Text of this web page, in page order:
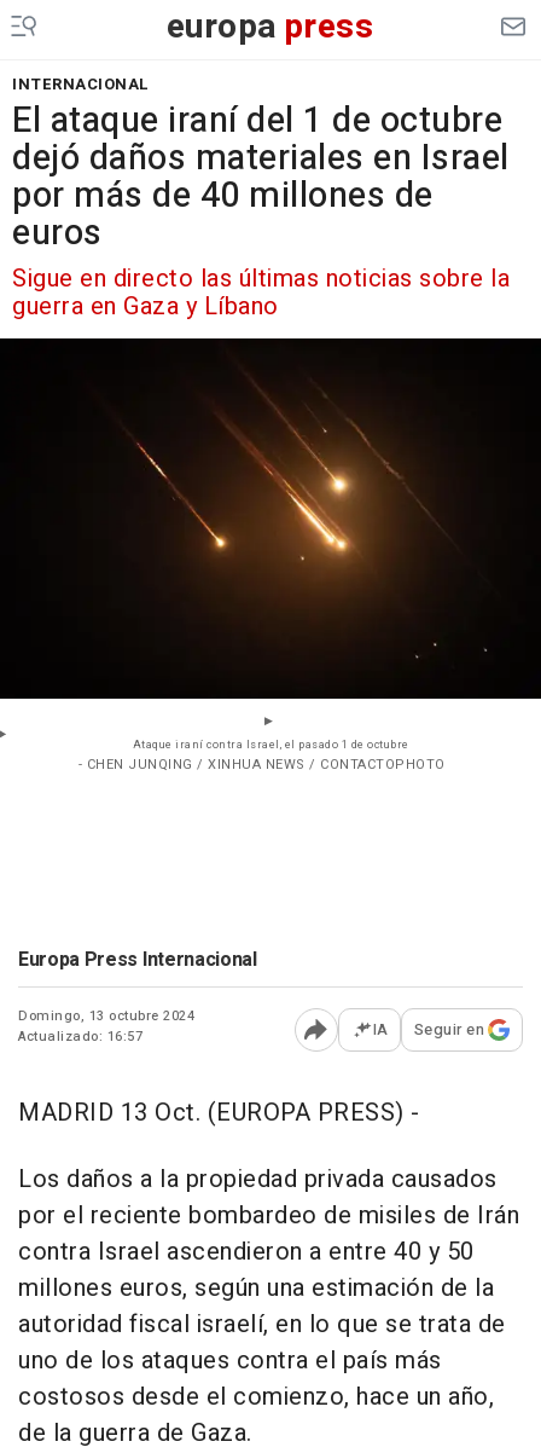
europa press
INTERNACIONAL
El ataque iraní del 1 de octubre
dejó daños materiales en Israel
por más de 40 millones de
euros
Sigue en directo las últimas noticias sobre la
guerra en Gaza y Líbano
Ataque iraní contra Israel, el pasado 1 de octubre
- CHEN JUNQING / XINHUA NEWS / CONTACTOPHOTO
Europa Press Internacional
Domingo, 13 octubre 2024
Actualizado: 16:57
Abrir opciones para
IA Seguir en
MADRID 13 Oct. (EUROPA PRESS) -
Los daños a la propiedad privada causados
por el reciente bombardeo de misiles de Irán
contra Israel ascendieron a entre 40 y 50
millones euros, según una estimación de la
autoridad fiscal israelí, en lo que se trata de
uno de los ataques contra el país más
costosos desde el comienzo, hace un año,
de la guerra de Gaza.